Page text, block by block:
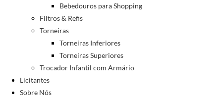
Bebedouros para Shopping
Filtros & Refis
Torneiras
Torneiras Inferiores
Torneiras Superiores
Trocador Infantil com Armário
Licitantes
Sobre Nós